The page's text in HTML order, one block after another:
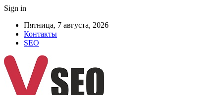
Sign in
Пятница, 7 августа, 2026
Контакты
SEO